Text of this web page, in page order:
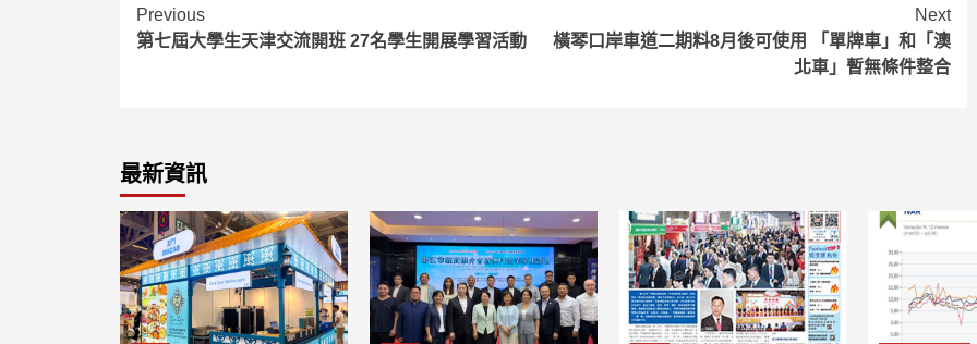
Continue
Reading
Previous
第七屆大學生天津交流開班 27名學生開展學習活動
Next
橫琴口岸車道二期料8月後可使用 「單牌車」和「澳
北車」暫無條件整合
最新資訊